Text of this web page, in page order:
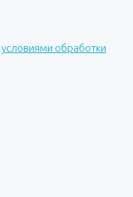
условиями обработки